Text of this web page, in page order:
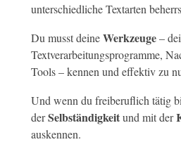
unterschiedliche Textarten
Du musst deineWerkzeuge–
Textverarbeitungsprogramme,
Tools – kennen und effektiv zu
Und wenn du freiberuflich tätig
derSelbständigkeitund mit der
auskennen.